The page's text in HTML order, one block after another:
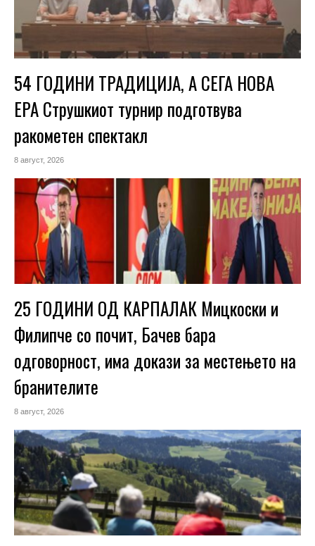
54 ГОДИНИ ТРАДИЦИЈА, А СЕГА НОВА
ЕРА Струшкиот турнир подготвува
ракометен спектакл
8 август, 2026
25 ГОДИНИ ОД КАРПАЛАК Мицкоски и
Филипче со почит, Бачев бара
одговорност, има докази за местењето на
бранителите
8 август, 2026